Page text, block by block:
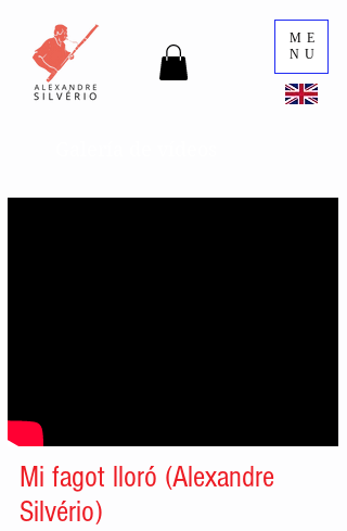
ME
NU
Mi fagot lloró (Alexandre
Silvério)